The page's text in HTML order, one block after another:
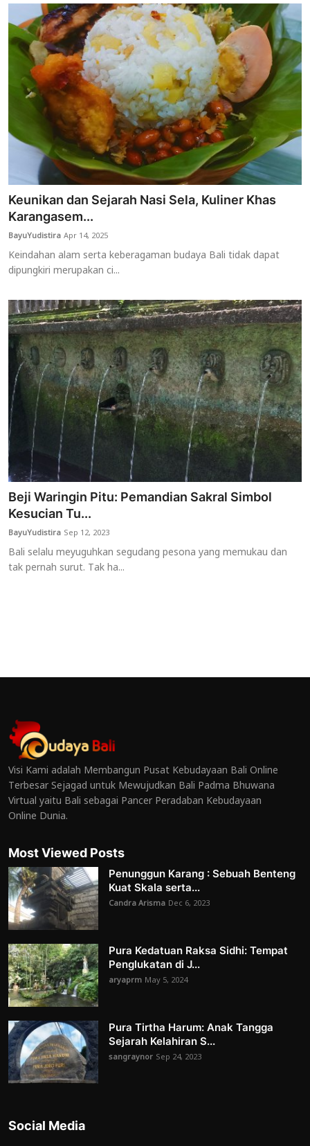
Keunikan dan Sejarah Nasi Sela, Kuliner Khas
Karangasem...
BayuYudistiraApr 14, 2025
Keindahan alam serta keberagaman budaya Bali tidak dapat
dipungkiri merupakan ci...
Beji Waringin Pitu: Pemandian Sakral Simbol
Kesucian Tu...
BayuYudistira Sep 12, 2023
Bali selalu meyuguhkan segudang pesona yang memukau dan
tak pernah surut. Tak ha...
Visi Kami adalah Membangun Pusat Kebudayaan Bali Online
Terbesar Sejagad untuk Mewujudkan Bali Padma Bhuwana
Virtual yaitu Bali sebagai Pancer Peradaban Kebudayaan
Online Dunia.
Most Viewed Posts
Penunggun Karang : Sebuah Benteng
Kuat Skala serta...
Candra Arisma Dec 6, 2023
Pura Kedatuan Raksa Sidhi: Tempat
Penglukatan di J...
aryaprm May 5, 2024
Pura Tirtha Harum: Anak Tangga
Sejarah Kelahiran S...
sangraynor Sep 24, 2023
Social Media